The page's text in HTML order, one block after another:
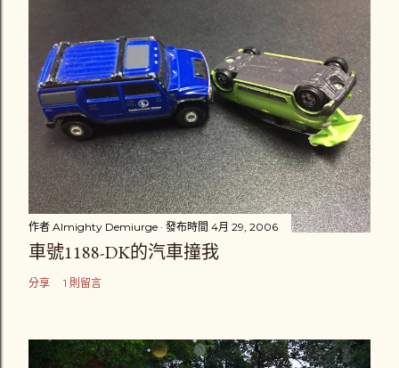
作者 Almighty Demiurge 發布時間 4月 29, 2006
車號1188-DK的汽車撞我
分享 1 則留言